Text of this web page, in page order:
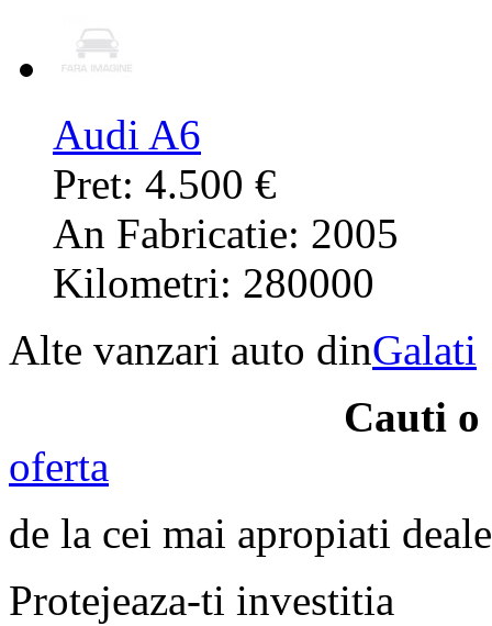
Audi A6
Pret: 4.500 €
An Fabricatie: 2005
Kilometri: 280000
Alte vanzari auto dinGalati
Cauti o
oferta
de la cei mai apropiati
Protejeaza-ti investitia